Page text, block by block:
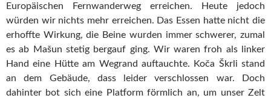
Europäischen Fernwanderweg erreichen. Heute jedoch
würden wir nichts mehr erreichen. Das Essen hatte nicht die
erhoffte Wirkung, die Beine wurden immer schwerer, zumal
es ab Mašun stetig bergauf ging. Wir waren froh als linker
Hand eine Hütte am Wegrand auftauchte. Koča Škrli stand
an dem Gebäude, dass leider verschlossen war. Doch
dahinter bot sich eine Platform förmlich an, um unser Zelt